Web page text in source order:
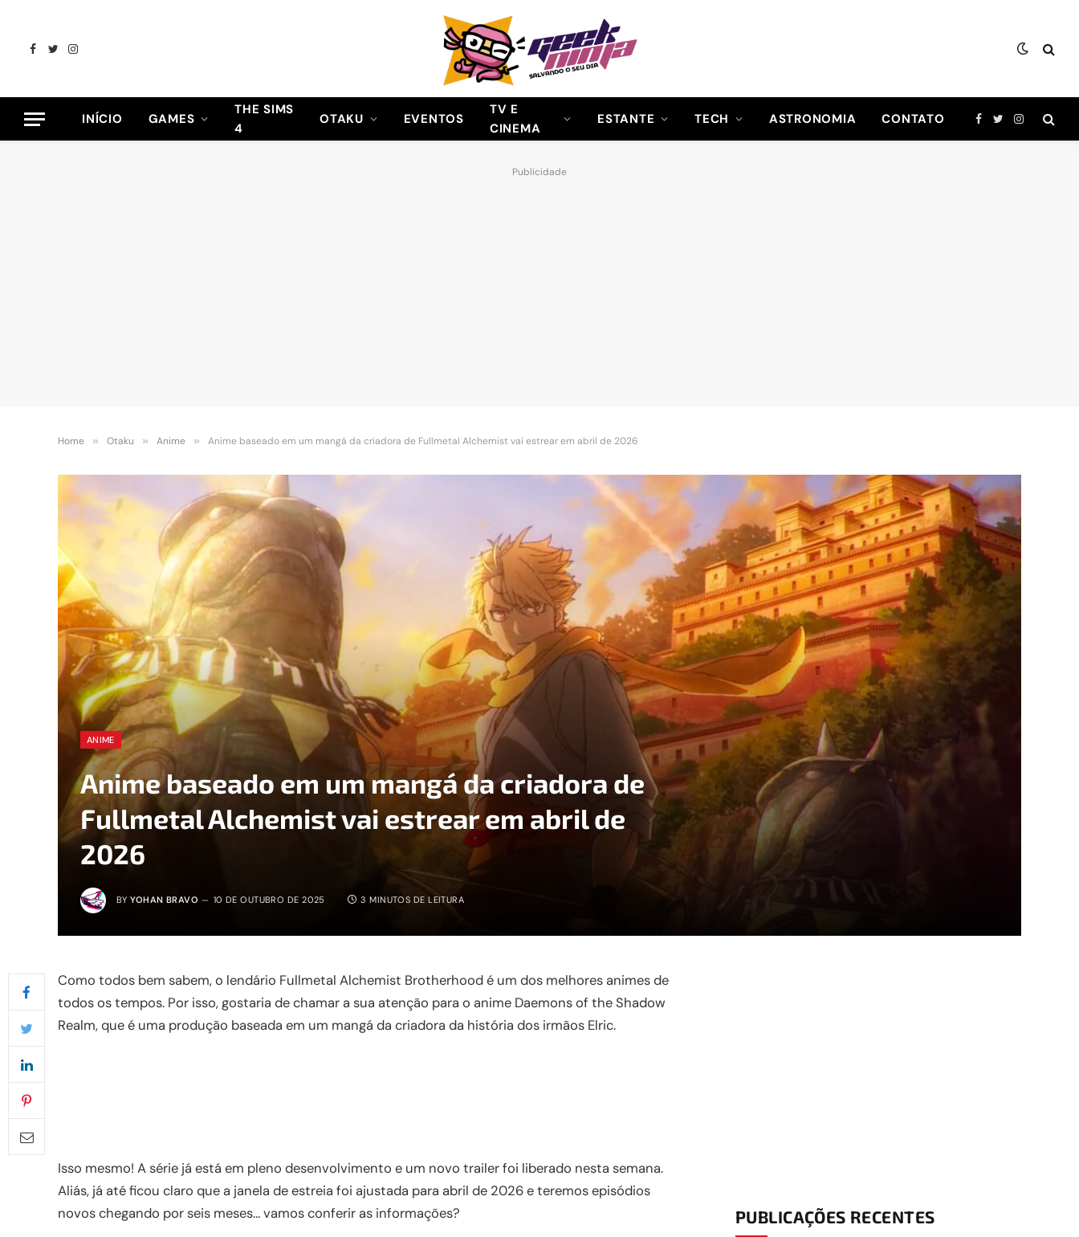
Facebook
TwitterInstagram
INÍCIO GAMES
THE SIMS
4
OTAKU EVENTOS
TV E
CINEMA
ESTANTE TECH ASTRONOMIA CONTATO Facebook
TwitterInstagram
Publicidade
Home » Otaku » Anime » Anime baseado em um mangá da criadora de Fullmetal Alchemist vai estrear em abril de 2026
ANIME
Anime baseado em um mangá da criadora de
Fullmetal Alchemist vai estrear em abril de
2026
BY YOHAN BRAVO 10 DE OUTUBRO DE 2025 3 MINUTOS DE LEITURA
Como todos bem sabem, o lendário Fullmetal Alchemist Brotherhood é um dos melhores animes de
todos os tempos. Por isso, gostaria de chamar a sua atenção para o anime Daemons of the Shadow
Realm, que é uma produção baseada em um mangá da criadora da história dos irmãos Elric.
Isso mesmo! A série já está em pleno desenvolvimento e um novo trailer foi liberado nesta semana.
Aliás, já até ficou claro que a janela de estreia foi ajustada para abril de 2026 e teremos episódios
novos chegando por seis meses… vamos conferir as informações?
PUBLICAÇÕES RECENTES